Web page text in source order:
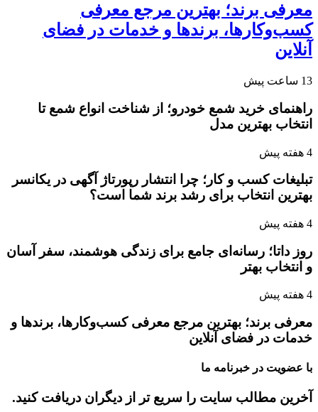
معرفی برند؛ بهترین مرجع معرفی
کسب‌وکارها، برندها و خدمات در فضای
آنلاین
13 ساعت پیش
راهنمای خرید شمع خودرو؛ از شناخت انواع شمع تا
انتخاب بهترین مدل
4 هفته پیش
تبلیغات کسب و کار؛ چرا انتشار رپورتاژ آگهی در یکانسر
بهترین انتخاب برای رشد برند شما است؟
4 هفته پیش
روز داتا؛ رسانه‌ای جامع برای زندگی هوشمند، سفر آسان
و انتخاب بهتر
4 هفته پیش
معرفی برند؛ بهترین مرجع معرفی کسب‌وکارها، برندها و
خدمات در فضای آنلاین
با عضویت در خبرنامه ما
آخرین مطالب سایت را سریع تر از دیگران دریافت کنید.